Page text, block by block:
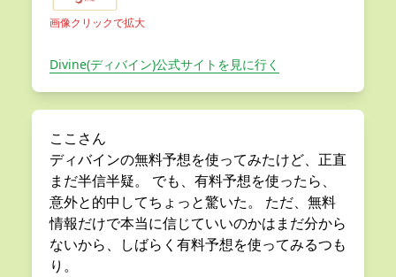
画像クリックで拡大
Divine(ディバイン)公式サイトを見に行く
ここさん
ディバインの無料予想を使ってみたけど、正直
まだ半信半疑。 でも、有料予想を使ったら、
意外と的中してちょっと驚いた。 ただ、無料
情報だけで本当に信じていいのかはまだ分から
ないから、しばらく有料予想を使ってみるつも
り。